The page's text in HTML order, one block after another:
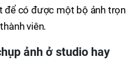
để có được một bộ ảnh trọn
viên.
ảnh ở studio hay